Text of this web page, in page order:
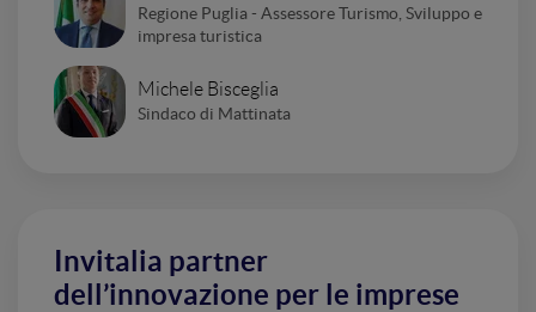
Regione Puglia - Assessore Turismo, Sviluppo e
impresa turistica
Michele Bisceglia
Sindaco di Mattinata
Invitalia partner
dell’innovazione per le imprese